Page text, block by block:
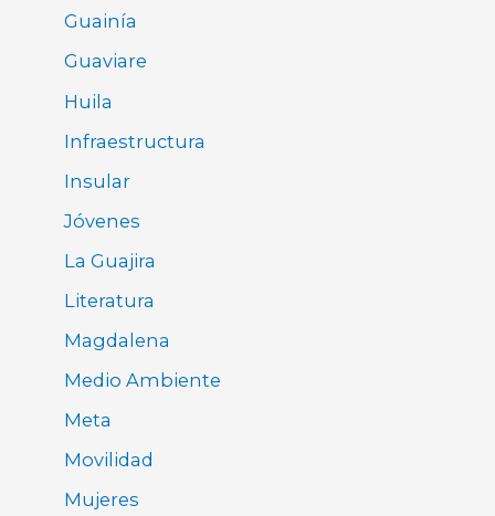
Guainía
Guaviare
Huila
Infraestructura
Insular
Jóvenes
La Guajira
Literatura
Magdalena
Medio Ambiente
Meta
Movilidad
Mujeres